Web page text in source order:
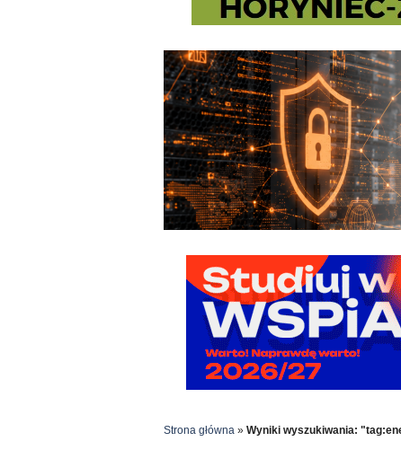
Strona główna » Wyniki wyszukiwania: